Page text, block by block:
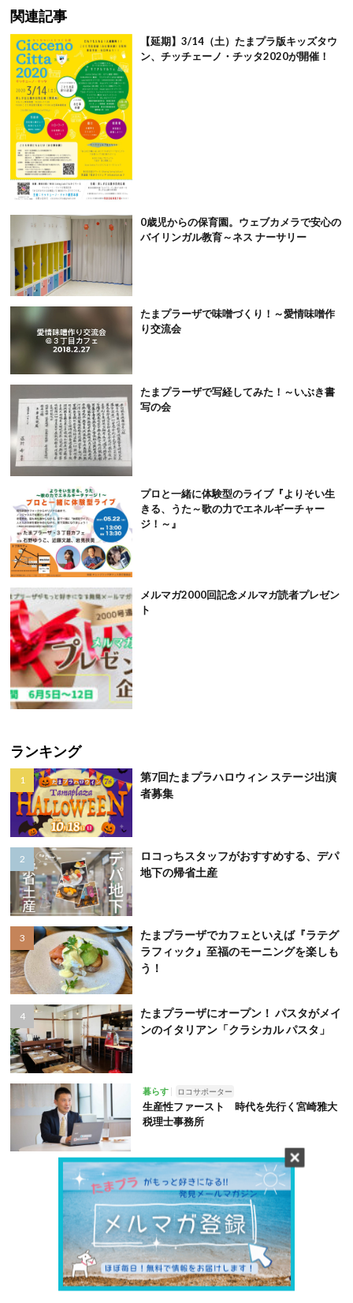
関連記事
【延期】3/14（土）たまプラ版キッズタウ
ン、チッチェーノ・チッタ2020が開催！
0歳児からの保育園。ウェブカメラで安心の
バイリンガル教育～ネス ナーサリー
たまプラーザで味噌づくり！～愛情味噌作
り交流会
たまプラーザで写経してみた！～いぶき書
写の会
プロと一緒に体験型のライブ『よりそい生
きる、うた～歌の力でエネルギーチャー
ジ！～』
メルマガ2000回記念メルマガ読者プレゼン
ト
ランキング
第7回たまプラハロウィン ステージ出演
者募集
ロコっちスタッフがおすすめする、デパ
地下の帰省土産
たまプラーザでカフェといえば『ラテグ
ラフィック』至福のモーニングを楽しも
う！
たまプラーザにオープン！ パスタがメイ
ンのイタリアン「クラシカル パスタ」
暮らす ロコサポーター
生産性ファースト 時代を先行く宮崎雅大
税理士事務所